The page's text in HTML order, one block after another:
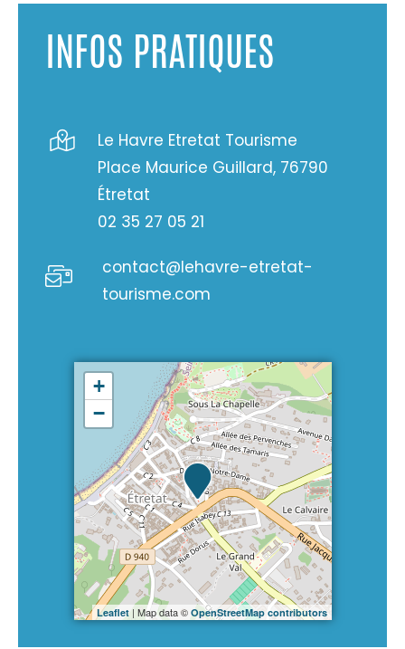
INFOS PRATIQUES
Le Havre Etretat Tourisme
Place Maurice Guillard, 76790
Étretat
02 35 27 05 21
contact@lehavre-etretat-
tourisme.com
+
−
Leaflet| Map data © OpenStreetMap contributors